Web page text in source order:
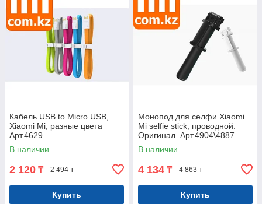
Кабель USB to Micro USB,
Xiaomi Mi, разные цвета
Арт.4629
В наличии
2 120 ₸ 2 494 ₸
Купить
Монопод для селфи Xiaomi
Mi selfie stick, проводной.
Оригинал. Арт.4904\4887
В наличии
4 134 ₸ 4 863 ₸
Купить